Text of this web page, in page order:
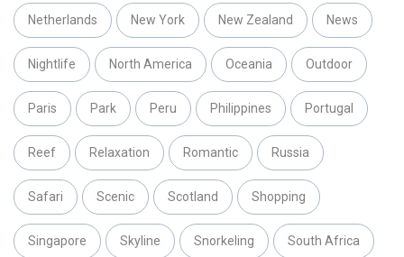
Netherlands New York New Zealand News
Nightlife North America Oceania Outdoor
Paris Park Peru Philippines Portugal
Reef Relaxation Romantic Russia
Safari Scenic Scotland Shopping
Singapore Skyline Snorkeling South Africa